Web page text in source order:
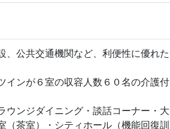
、公共交通機関など、利便性に優れた
インが６室の収容人数６０名の介護付
ウンジダイニング・談話コーナー・大
茶室）・シティホール（機能回復訓